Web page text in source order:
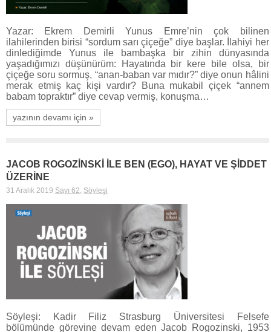
Yazar: Ekrem Demirli Yunus Emre’nin çok bilinen
ilahilerinden birisi “sordum sarı çiçeğe” diye başlar. İlahiyi her
dinlediğimde Yunus ile bambaşka bir zihin dünyasında
yaşadığımızı düşünürüm: Hayatında bir kere bile olsa, bir
çiçeğe soru sormuş, “anan-baban var mıdır?” diye onun hâlini
merak etmiş kaç kişi vardır? Buna mukabil çiçek “annem
babam topraktır” diye cevap vermiş, konuşma…
yazının devamı için »
JACOB ROGOZİNSKİ İLE BEN (EGO), HAYAT VE ŞİDDET
ÜZERİNE
31 Aralık 2019 Sayı 62, Söyleşi
Söyleşi: Kadir Filiz Strasburg Üniversitesi Felsefe
bölümünde görevine devam eden Jacob Rogozinski, 1953